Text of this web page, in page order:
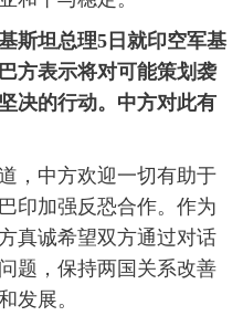
斯坦总理5日就印空军基
方表示将对可能策划袭
决的行动。中方对此有
中方欢迎一切有助于
印加强反恐合作。作为
真诚希望双方通过对话
题，保持两国关系改善
发展。